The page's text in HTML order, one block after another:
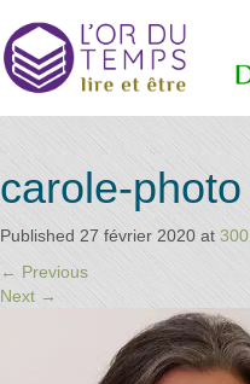
les
praticiens
conseillé
par la
carole-photo
Published 27 février 2020 at
← Previous
Next →